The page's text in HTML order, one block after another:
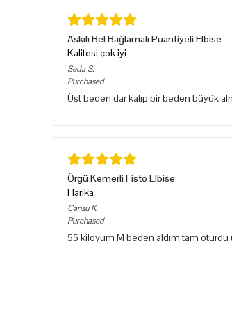
Askılı Bel Bağlamalı Puantiyeli Elbise
Kalitesi çok iyi
Seda S.
Purchased
Üst beden dar kalıp bir beden büyük
Örgü Kemerli Fisto Elbise
Harika
Cansu K.
Purchased
55 kiloyum M beden aldım tam oturdu